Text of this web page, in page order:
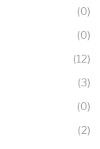
(0)
(0)
(12)
(3)
(0)
(2)